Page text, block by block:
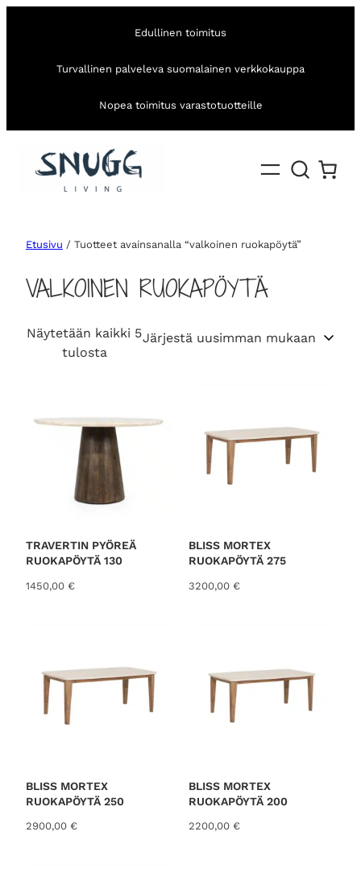
Edullinen toimitus
Turvallinen palveleva suomalainen verkkokauppa
Nopea toimitus varastotuotteille
Etusivu / Tuotteet avainsanalla “valkoinen ruokapöytä”
VALKOINEN RUOKAPÖYTÄ
Näytetään kaikki 5
tulostaS
e
d
b
l
t
e
TRAVERTIN PYÖREÄ
RUOKAPÖYTÄ 130
1450,00 €
BLISS MORTEX
RUOKAPÖYTÄ 275
3200,00 €
BLISS MORTEX
RUOKAPÖYTÄ 250
2900,00 €
BLISS MORTEX
RUOKAPÖYTÄ 200
2200,00 €